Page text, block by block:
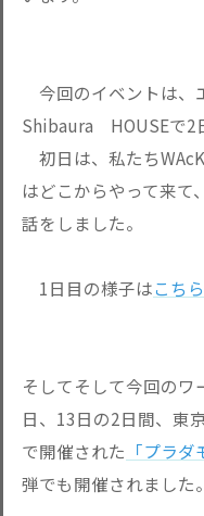
今回のイベントは、
Shibaura HOUSEで2
初日は、私たち
はどこからやって来て
話をしました。
1日目の様子はこちら
そしてそして今回の
日、13日の2日間、東
で開催された 「プラダ
弾でも開催されました。